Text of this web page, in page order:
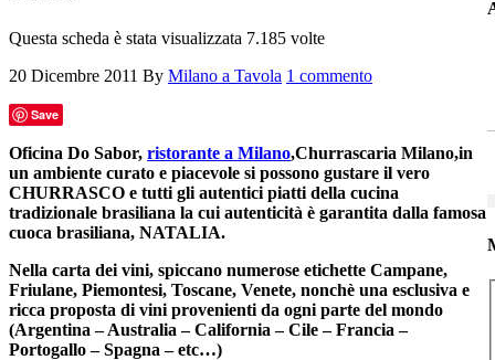
Questa scheda è stata visualizzata 7.185 volte
20 Dicembre 2011 By Milano a Tavola 1 commento
Save
Oficina Do Sabor, ristorante a Milano,Churrascaria Milano,in
un ambiente curato e piacevole si possono gustare il vero
CHURRASCO e tutti gli autentici piatti della cucina
tradizionale brasiliana la cui autenticità è garantita dalla famosa
cuoca brasiliana, NATALIA.
Nella carta dei vini, spiccano numerose etichette Campane,
Friulane, Piemontesi, Toscane, Venete, nonchè una esclusiva e
ricca proposta di vini provenienti da ogni parte del mondo
(Argentina – Australia – California – Cile – Francia –
Portogallo – Spagna – etc…)